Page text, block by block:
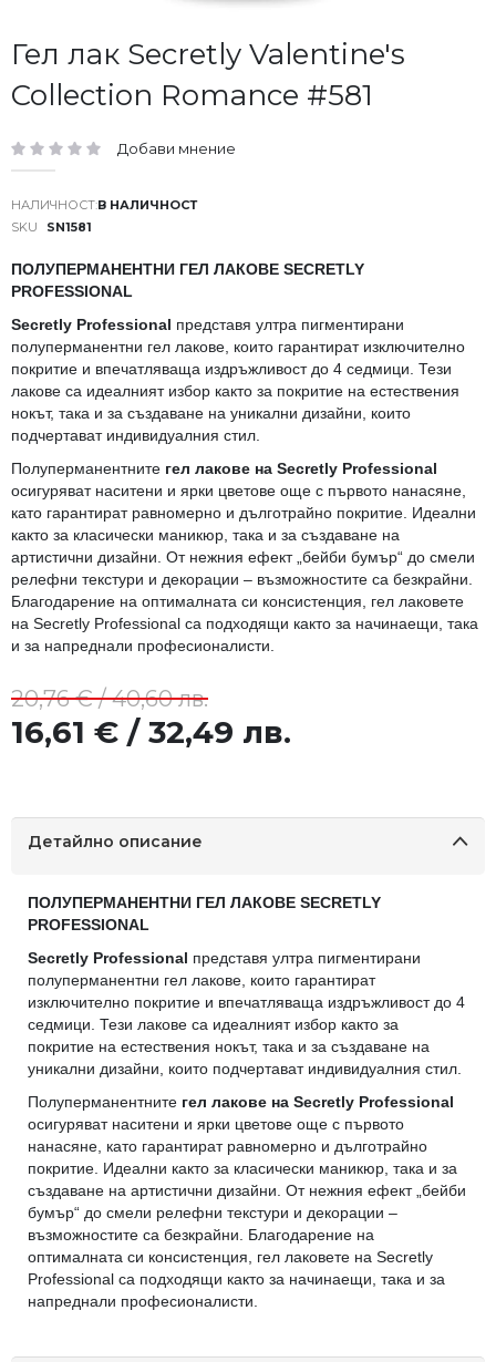
Гел лак Secretly Valentine's
Collection Romance #581
рейтинг: Добави мнение
В НАЛИЧНОСТ
SKU
SN1581
ПОЛУПЕРМАНЕНТНИ ГЕЛ ЛАКОВЕ SECRETLY
PROFESSIONAL
Secretly Professional представя ултра пигментирани
полуперманентни гел лакове, които гарантират изключително
покритие и впечатляваща издръжливост до 4 седмици. Тези
лакове са идеалният избор както за покритие на естествения
нокът, така и за създаване на уникални дизайни, които
подчертават индивидуалния стил.
Полуперманентните гел лакове на Secretly Professional
осигуряват наситени и ярки цветове още с първото нанасяне,
като гарантират равномерно и дълготрайно покритие. Идеални
както за класически маникюр, така и за създаване на
артистични дизайни. От нежния ефект „бейби бумър“ до смели
релефни текстури и декорации – възможностите са безкрайни.
Благодарение на оптималната си консистенция, гел лаковете
на Secretly Professional са подходящи както за начинаещи, така
и за напреднали професионалисти.
16,61 € / 32,49 лв.
20,76 € / 40,60 лв.
Преминете
към
началото
на
със
снимки
Детайлно описание
ПОЛУПЕРМАНЕНТНИ ГЕЛ ЛАКОВЕ SECRETLY
PROFESSIONAL
Secretly Professional представя ултра пигментирани
полуперманентни гел лакове, които гарантират
изключително покритие и впечатляваща издръжливост до 4
седмици. Тези лакове са идеалният избор както за
покритие на естествения нокът, така и за създаване на
уникални дизайни, които подчертават индивидуалния стил.
Полуперманентните гел лакове на Secretly Professional
осигуряват наситени и ярки цветове още с първото
нанасяне, като гарантират равномерно и дълготрайно
покритие. Идеални както за класически маникюр, така и за
създаване на артистични дизайни. От нежния ефект „бейби
бумър“ до смели релефни текстури и декорации –
възможностите са безкрайни. Благодарение на
оптималната си консистенция, гел лаковете на Secretly
Professional са подходящи както за начинаещи, така и за
напреднали професионалисти.